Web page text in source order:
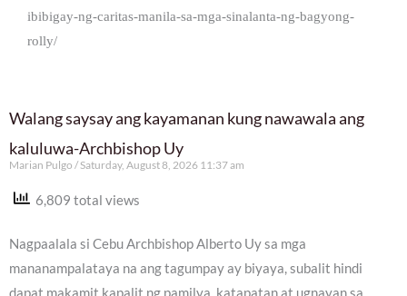
ibibigay-ng-caritas-manila-sa-mga-sinalanta-ng-bagyong-
rolly/
Walang saysay ang kayamanan kung nawawala ang
kaluluwa-Archbishop Uy
Marian Pulgo Saturday, August 8, 2026 11:37 am
6,809 total views
Nagpaalala si Cebu Archbishop Alberto Uy sa mga
mananampalataya na ang tagumpay ay biyaya, subalit hindi
dapat makamit kapalit ng pamilya, katapatan at ugnayan sa